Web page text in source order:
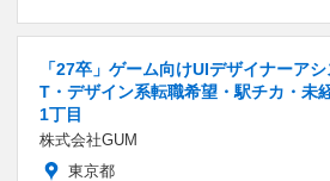
「27卒」ゲーム向けUIデザイナーア
T・デザイン系転職希望・駅チカ・未
1丁目
株式会社GUM
東京都